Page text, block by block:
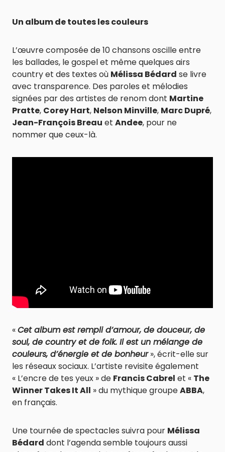
Un album de toutes les couleurs
L’œuvre composée de 10 chansons oscille entre
les ballades, le gospel et même quelques airs
country et des textes où Mélissa Bédard se livre
avec transparence. Des paroles et mélodies
signées par des artistes de renom dont Martine
Pratte, Corey Hart, Nelson Minville, Marc Dupré,
Jean-François Breau et Andee, pour ne
nommer que ceux-là.
«Cet album est rempli d’amour, de douceur, de
soul, de country et de folk. Il est un mélange de
couleurs, d’énergie et de bonheur», écrit-elle sur
les réseaux sociaux. L’artiste revisite également
« L’encre de tes yeux » de Francis Cabrel et « The
Winner Takes It All » du mythique groupeABBA,
en français.
Une tournée de spectacles suivra pour Mélissa
Bédard dont l’agenda semble toujours aussi